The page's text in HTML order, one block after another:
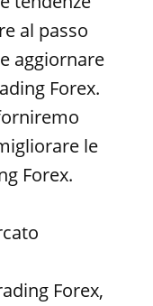
al passo
aggiornare
Forex.
le
Forex.
Forex,